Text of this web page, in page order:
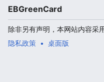
EBGreenCard
除非另有声明，本网站内容采
隐私政策
桌面版